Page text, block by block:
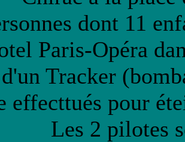
dont 11
Paris-Opéra
Tracker
effecttués pour
Les 2 pilotes